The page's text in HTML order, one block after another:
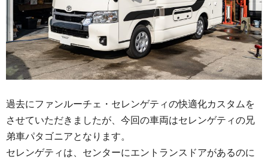
過去にファンルーチェ・セレンゲティの快適化カスタムを
させていただきましたが、今回の車両はセレンゲティの兄
弟車パタゴニアとなります。
セレンゲティは、センターにエントランスドアがあるのに